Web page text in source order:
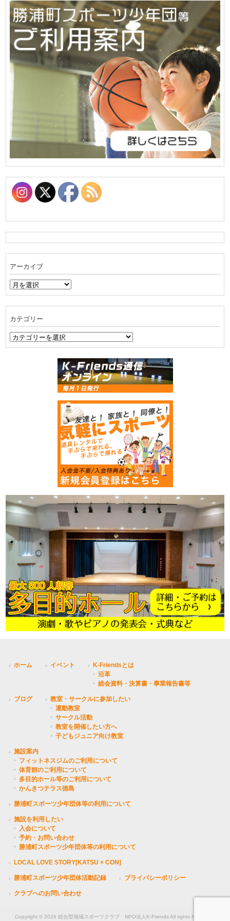
アーカイブ
ア
ー
ブ
カテゴリー
カ
テ
ホーム イベント
K-Friendsとは
沿革
総会資料・決算書・事業報告書等
ブログ
教室・サークルに参加したい
運動教室
サークル活動
教室を開催したい方へ
子どもジュニア向け教室
施設案内
フィットネスジムのご利用について
体育館のご利用について
多目的ホール等のご利用について
かんきつテラス徳島
勝浦町スポーツ少年団体等の利用について
施設を利用したい
入会について
予約・お問い合わせ
勝浦町スポーツ少年団体等の利用について
LOCAL LOVE STORY[KATSU × CON]
勝浦町スポーツ少年団体活動記録 プライバシーポリシー
クラブへのお問い合わせ
Copyright © 2026 総合型地域スポーツクラブ NPO法人K-Friends All rights Reserved.